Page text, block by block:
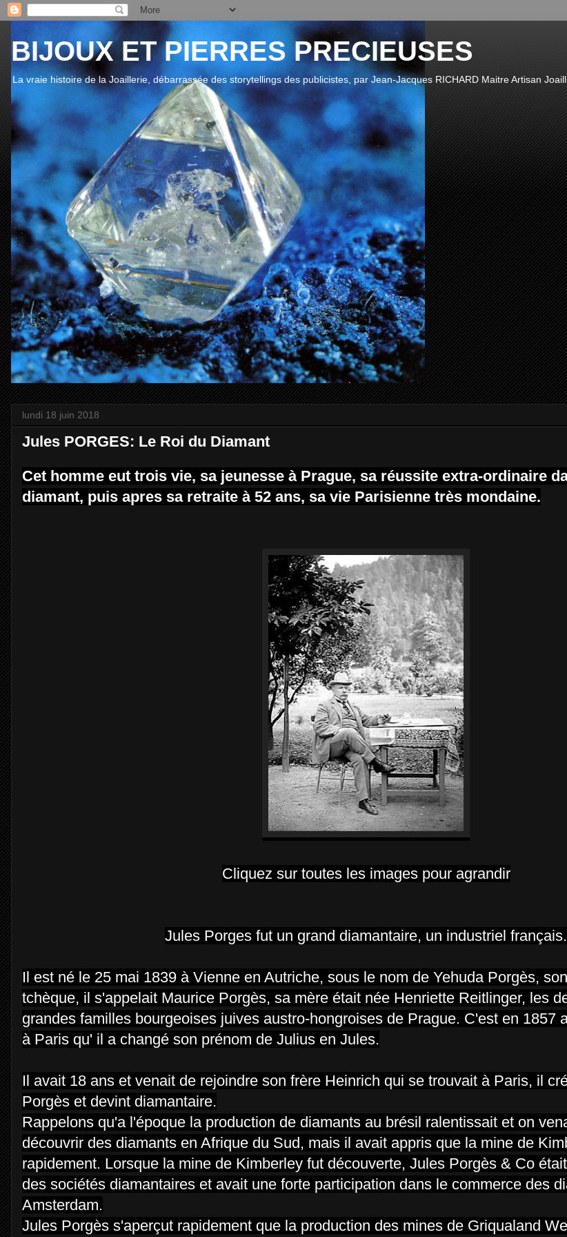
BIJOUX ET PIERRES PRECIEUSES
La vraie histoire de la Joaillerie, débarrassée des storytellings des publicistes, par Jean-Jacques RICHARD Maitre Artisan
lundi 18 juin 2018
Jules PORGES: Le Roi du Diamant
Cet homme eut trois vie, sa jeunesse à Prague, sa réussite extra-ordinaire
diamant, puis apres sa retraite à 52 ans, sa vie Parisienne très mondaine.
Cliquez sur toutes les images pour agrandir
Jules Porges fut un grand diamantaire, un industriel français.
Il est né le 25 mai 1839 à Vienne en Autriche, sous le nom de Yehuda Porgès,
tchèque, il s'appelait Maurice Porgès, sa mère était née Henriette Reitlinger, les
grandes familles bourgeoises juives austro-hongroises de Prague. C'est en 1857
à Paris qu' il a changé son prénom de Julius en Jules.
Il avait 18 ans et venait de rejoindre son frère Heinrich qui se trouvait à Paris, il
Porgès et devint diamantaire.
Rappelons qu'a l'époque la production de diamants au brésil ralentissait et on
découvrir des diamants en Afrique du Sud, mais il avait appris que la mine de
rapidement. Lorsque la mine de Kimberley fut découverte, Jules Porgès & Co
des sociétés diamantaires et avait une forte participation dans le commerce des
Amsterdam.
Jules Porgès s'aperçut rapidement que la production des mines de Griqualand